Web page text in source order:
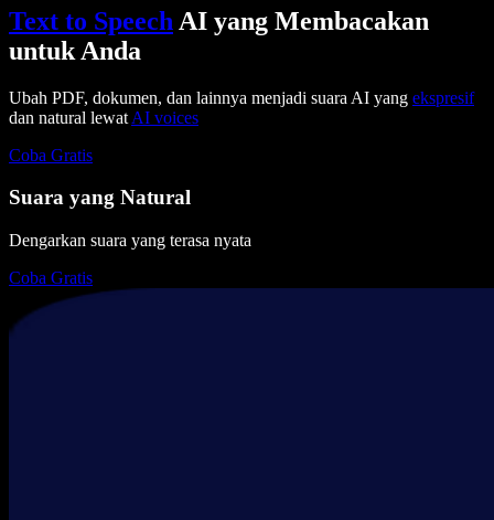
Text to Speech AI yang Membacakan
untuk Anda
Ubah PDF, dokumen, dan lainnya menjadi suara AI yang ekspresif
dan natural lewat AI voices
Coba Gratis
Suara yang Natural
Dengarkan suara yang terasa nyata
Coba Gratis